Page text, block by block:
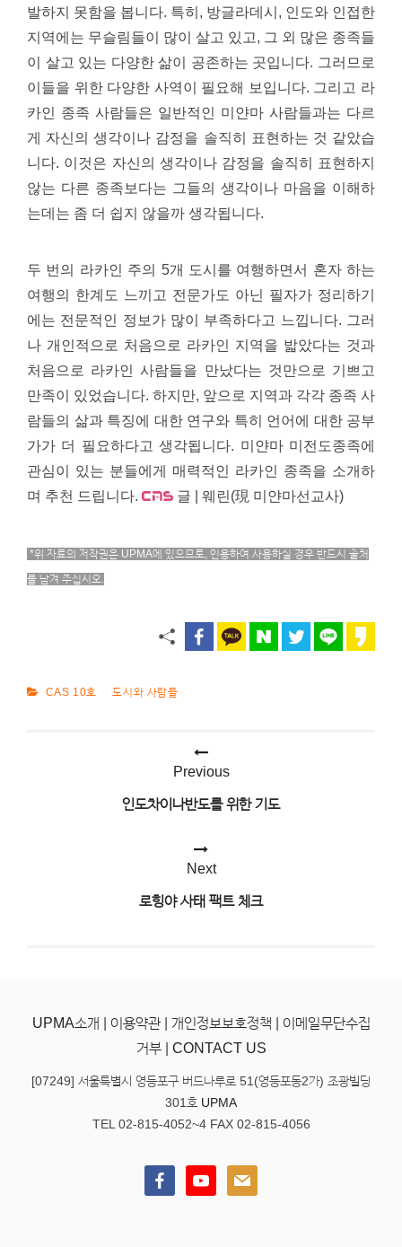
발하지 못함을 봅니다. 특히, 방글라데시, 인도와 인접한
지역에는 무슬림들이 많이 살고 있고, 그 외 많은 종족들
이 살고 있는 다양한 삶이 공존하는 곳입니다. 그러므로
이들을 위한 다양한 사역이 필요해 보입니다. 그리고 라
카인 종족 사람들은 일반적인 미얀마 사람들과는 다르
게 자신의 생각이나 감정을 솔직히 표현하는 것 같았습
니다. 이것은 자신의 생각이나 감정을 솔직히 표현하지
않는 다른 종족보다는 그들의 생각이나 마음을 이해하
는데는 좀 더 쉽지 않을까 생각됩니다.
두 번의 라카인 주의 5개 도시를 여행하면서 혼자 하는
여행의 한계도 느끼고 전문가도 아닌 필자가 정리하기
에는 전문적인 정보가 많이 부족하다고 느낍니다. 그러
나 개인적으로 처음으로 라카인 지역을 밟았다는 것과
처음으로 라카인 사람들을 만났다는 것만으로 기쁘고
만족이 있었습니다. 하지만, 앞으로 지역과 각각 종족 사
람들의 삶과 특징에 대한 연구와 특히 언어에 대한 공부
가가 더 필요하다고 생각됩니다. 미얀마 미전도종족에
관심이 있는 분들에게 매력적인 라카인 종족을 소개하
며 추천 드립니다.
글 | 웨린(現 미얀마선교사)
*위 자료의 저작권은 UPMA에 있으므로, 인용하여 사용하실 경우 반드시 출처
를 남겨 주십시오.
CATEGORIES
CAS 10호 도시와 사람들
Previous
인도차이나반도를 위한 기도
Next
로힝야 사태 팩트 체크
UPMA소개 이용약관| 개인정보보호정책
이메일무단수집
거부| CONTACT US
[07249] 서울특별시 영등포구 버드나루로 51(영등포동2가) 조광빌딩
301호 UPMA
TEL 02-815-4052~4 FAX 02-815-4056